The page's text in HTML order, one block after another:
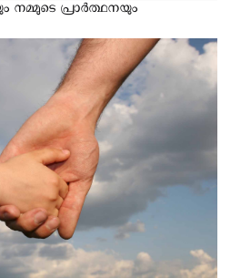
നമ്മുടെ പ്രാർത്ഥനയും